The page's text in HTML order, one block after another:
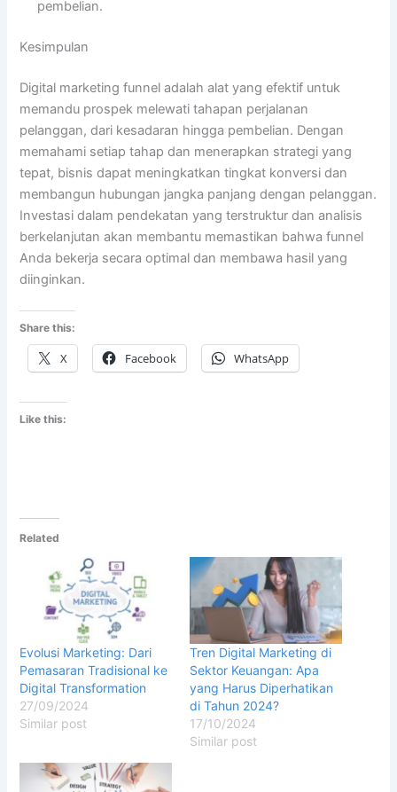
pembelian.
Kesimpulan
Digital marketing funnel adalah alat yang efektif untuk
memandu prospek melewati tahapan perjalanan
pelanggan, dari kesadaran hingga pembelian. Dengan
memahami setiap tahap dan menerapkan strategi yang
tepat, bisnis dapat meningkatkan tingkat konversi dan
membangun hubungan jangka panjang dengan pelanggan.
Investasi dalam pendekatan yang terstruktur dan analisis
berkelanjutan akan membantu memastikan bahwa funnel
Anda bekerja secara optimal dan membawa hasil yang
diinginkan.
Share this:
X Facebook WhatsApp
Like this:
Related
Evolusi Marketing: Dari
Pemasaran Tradisional ke
Digital Transformation
27/09/2024
Similar post
Tren Digital Marketing di
Sektor Keuangan: Apa
yang Harus Diperhatikan
di Tahun 2024?
17/10/2024
Similar post